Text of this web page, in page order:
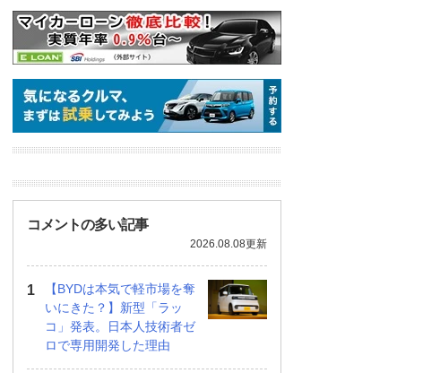
ダイハツ ムーヴキャン
バス 660 ストライプス
支払総額
169.9
アストンマーティン V8
ヴァンテージ スポーツ
シフト
支払総額
589.0
コメントの多い記事
2026.08.08更新
【BYDは本気で軽市場を奪
いにきた？】新型「ラッ
コ」発表。日本人技術者ゼ
ロで専用開発した理由